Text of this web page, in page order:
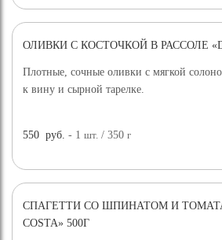
ОЛИВКИ С КОСТОЧКОЙ В РАССОЛЕ
Плотные, сочные оливки с мягкой
к вину и сырной тарелке.
550 руб. - 1шт. / 350г
СПАГЕТТИ СО ШПИНАТОМ И
COSTA» 500Г